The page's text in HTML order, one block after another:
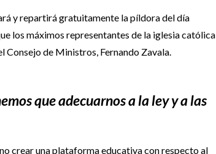
y repartirá gratuitamente la píldora del día
los máximos representantes de la iglesia católica
Consejo de Ministros, Fernando Zavala.
que adecuarnos a la ley y a las
crear una plataforma educativa con respecto al